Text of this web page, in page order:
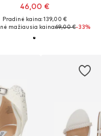
46,00 €
Pradinė kaina: 139,00 €
mažiausia kaina:69,00 €-33%